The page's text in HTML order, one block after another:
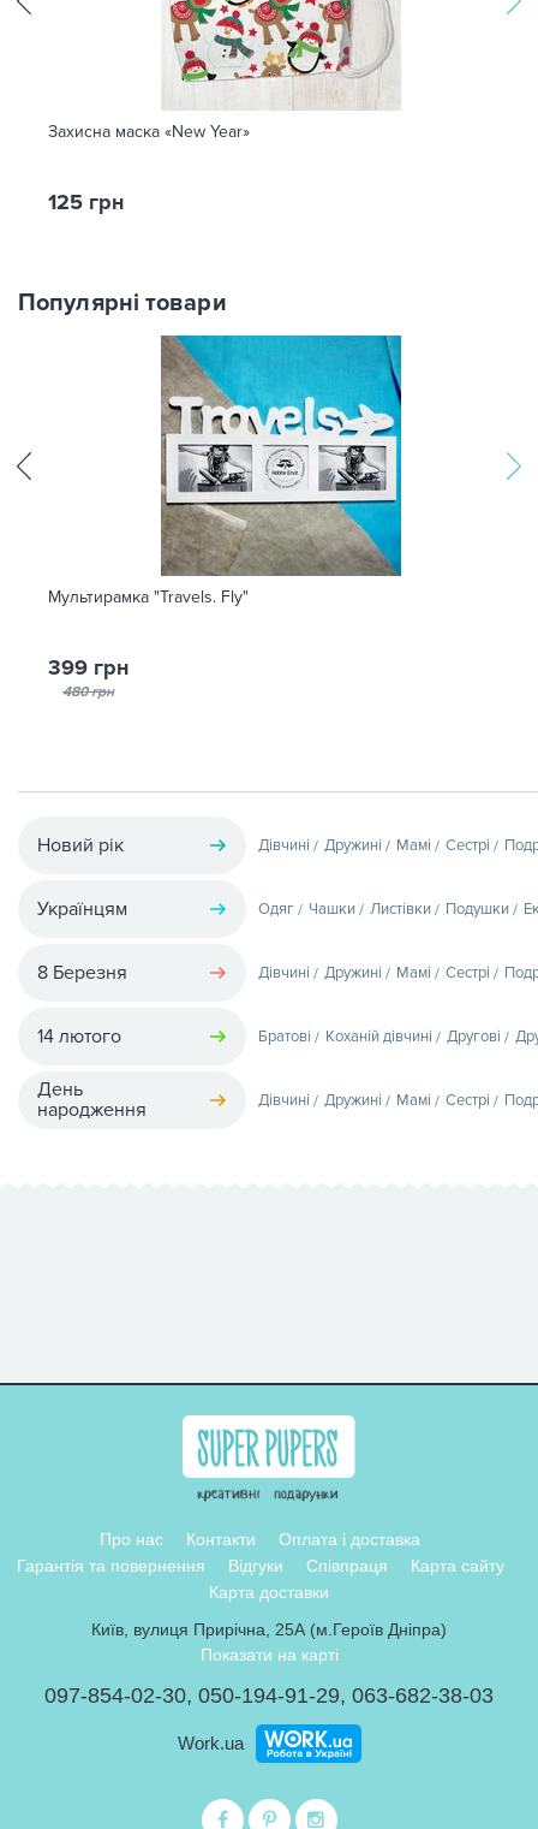
Захисна маска «New Year»
125 грн
Популярні товари
Мультирамка "Travels. Fly"
399 грн
480 грн
Новий рік Дівчині Дружині Мамі Сестрі
Українцям Одяг Чашки Листівки Подушки
8 Березня Дівчині Дружині Мамі Сестрі
14 лютого Братові Коханій дівчині Другові
День
народження
Дівчині Дружині Мамі Сестрі
Про нас Контакти
Оплата і доставка
Гарантія та повернення
Відгуки Співпраця
Карта сайту
Карта доставки
Київ, вулиця Прирічна, 25А (м.Героїв Дніпра)
Показати на карті
097-854-02-30, 050-194-91-29, 063-682-38-03
Work.ua